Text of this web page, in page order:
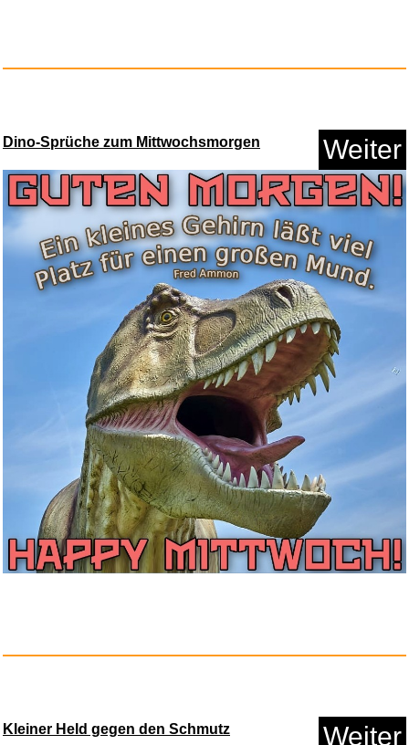
Das Wohltemperierte Klavier
Anzeige
Fanny Hensel: Italian Journey...
Anzeige
Dino-Sprüche zum Mittwochsmorgen Weiter
Kleiner Held gegen den Schmutz Weiter